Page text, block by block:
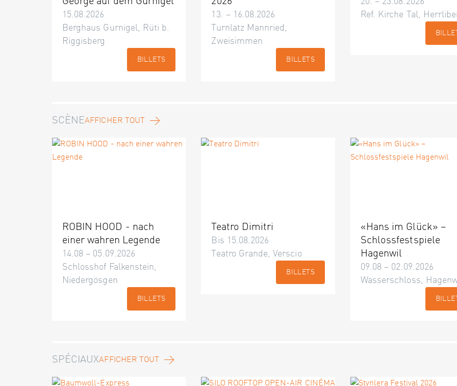
15.08.2026
Berghaus Gurnigel, Rüti b.
Riggisberg
BILLETS
13. – 16.08.2026
Turnlatz Mannried,
Zweisimmen
BILLETS
Ref. Kirche Tal,
SCÈNEAFFICHER TOUT
ROBIN HOOD - nach
einer wahren Legende
14.08 – 05.09.2026
Schlosshof Falkenstein,
Niedergösgen
BILLETS
Teatro Dimitri
Bis 15.08.2026
Teatro Grande, Verscio
BILLETS
«Hans im Glück» –
Schlossfestspiele
Hagenwil
09.08 – 02.09.2026
Wasserschloss,
SPÉCIAUXAFFICHER TOUT